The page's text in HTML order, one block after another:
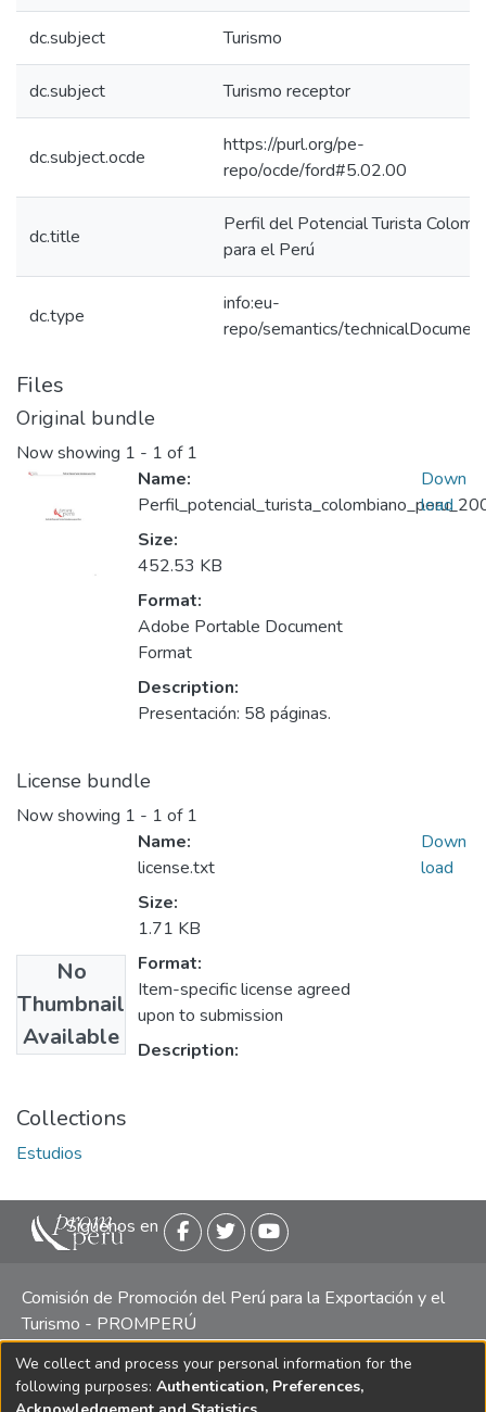
dc.subject Turismo
dc.subject Turismo receptor
dc.subject.ocde
https://purl.org/pe-
repo/ocde/ford#5.02.00
dc.title
Perfil del Potencial Turista
para el Perú
dc.type
info:eu-
repo/semantics/
Files
Original bundle
Now showing 1 - 1 of 1
Name:
Size:
452.53 KB
Format:
Adobe Portable Document
Format
Description:
Presentación: 58 páginas.
Down
load
License bundle
Now showing 1 - 1 of 1
No
Thumbnail
Available
Name:
license.txt
Size:
1.71 KB
Format:
Item-specific license agreed
upon to submission
Description:
Down
load
Collections
Estudios
Siguenos en
Comisión de Promoción del Perú para la Exportación y el
Turismo - PROMPERÚ
Central telefónica: (511) 616 7300 / 616 7400 Calle Uno
Oeste 50, Edificio Mincetur, Pisos 13 y 14, San Isidro -
We collect and process your personal information for the
following purposes: Authentication, Preferences,